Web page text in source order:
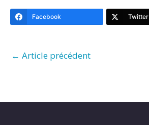
Facebook Twitter
← Article précédent